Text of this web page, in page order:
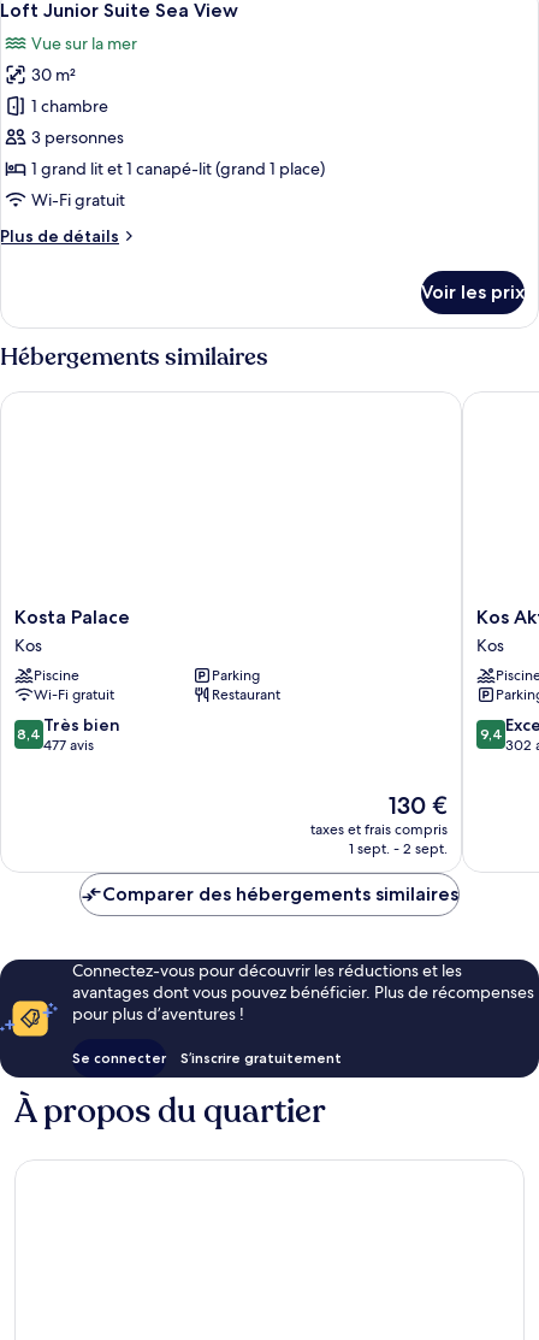
mer
de
Chambre
Familiale,
chambre,
vue
mer
toutes
les
photos
pour
ce
type
de
chambre :
Loft
Sea
View
12
Loft Junior Suite Sea View
Vue sur la mer
30 m²
1 chambre
3 personnes
1 grand lit et 1 canapé-lit (grand 1 place)
Wi-Fi gratuit
Plus de détails
Plus
le
type
de
chambre
Loft
Voir les prix
Hébergements similaires
Kosta
Palace
Kos
Kosta Palace
Kos
Piscine
Parking
Wi-Fi gratuit
Restaurant
8.4
sur
8,4 Très bien
477 avis
Le
nouveau
prix
de
130 €
taxes et frais compris
1 sept. - 2 sept.
Kosta Palace
Kos
Aktis
Art
Hotel
Kos
Kos
Kos
9.4
sur
9,4
302
Kos
Comparer des hébergements similaires
Connectez-vous pour découvrir les réductions et les
avantages dont vous pouvez bénéficier. Plus de récompenses
pour plus d’aventures !
Se connecter S’inscrire gratuitement
À propos du quartier